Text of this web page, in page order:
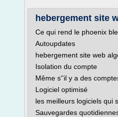
hebergement site
Ce qui rend le phoenix
Autoupdates
hebergement site web
Isolation du compte
Même s''il y a des
Logiciel optimisé
les meilleurs logiciels qui
Sauvegardes